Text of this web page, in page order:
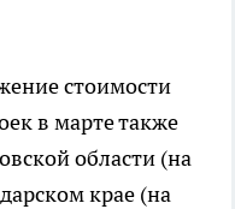
стоимости
в марте также
области (на
крае (на